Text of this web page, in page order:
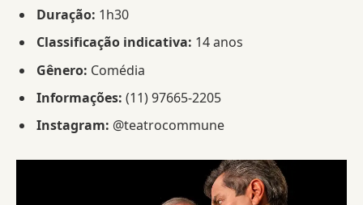
Duração: 1h30
Classificação indicativa: 14 anos
Gênero: Comédia
Informações: (11) 97665-2205
Instagram: @teatrocommune